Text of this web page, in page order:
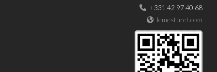
+331 42 97 40 68
lemesturet.com